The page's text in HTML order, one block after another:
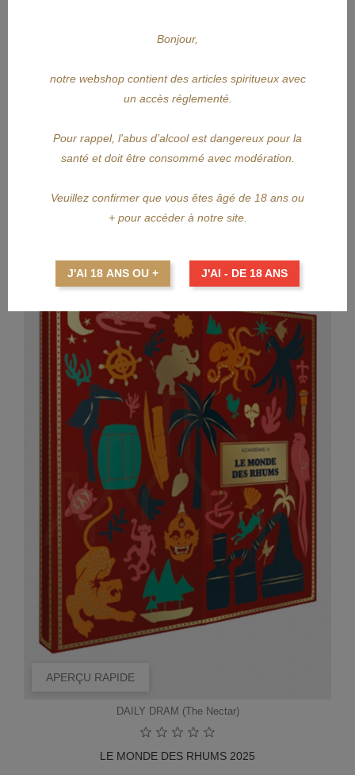
1423
AJOUTER AU PANIER
APERÇU RAPIDE
DAILY DRAM (The Nectar)
LE MONDE DES RHUMS 2025
Bonjour,
notre webshop contient des articles spiritueux avec
un accès réglementé.
Pour rappel, l'abus d’alcool est dangereux pour la
santé et doit être consommé avec modération.
Veuillez confirmer que vous êtes âgé de 18 ans ou
+ pour accéder à notre site.
J'AI 18 ANS OU + J'AI - DE 18 ANS